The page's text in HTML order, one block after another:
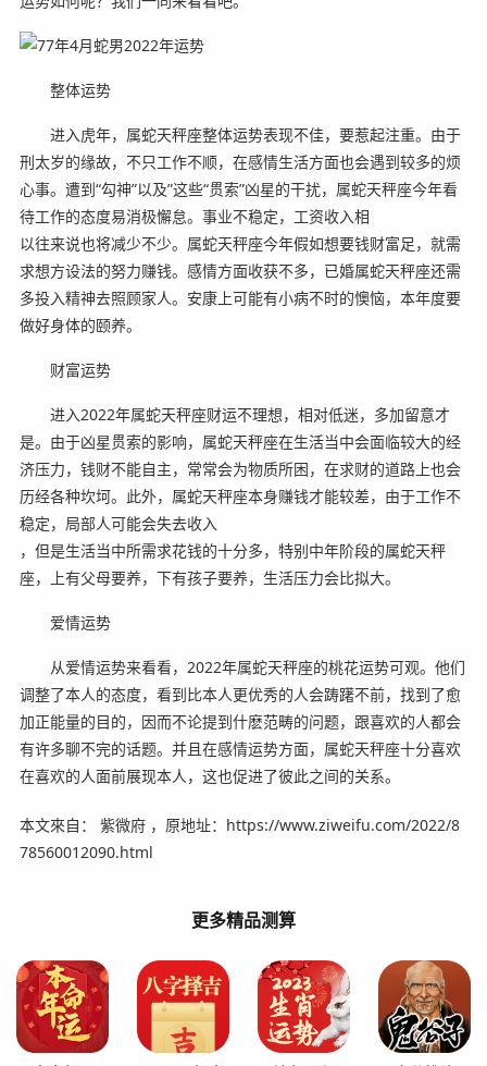
整体运势
进入虎年，属蛇天秤座整体运势表现不佳，要惹起注重。由于
刑太岁的缘故，不只工作不顺，在感情生活方面也会遇到较多的烦
心事。遭到“勾神”以及”这些“贯索”凶星的干扰，属蛇天秤座今年看
待工作的态度易消极懈怠。事业不稳定，工资收入相
以往来说也将减少不少。属蛇天秤座今年假如想要钱财富足，就需
求想方设法的努力赚钱。感情方面收获不多，已婚属蛇天秤座还需
多投入精神去照顾家人。安康上可能有小病不时的懊恼，本年度要
做好身体的颐养。
财富运势
进入2022年属蛇天秤座财运不理想，相对低迷，多加留意才
是。由于凶星贯索的影响，属蛇天秤座在生活当中会面临较大的经
济压力，钱财不能自主，常常会为物质所困，在求财的道路上也会
历经各种坎坷。此外，属蛇天秤座本身赚钱才能较差，由于工作不
稳定，局部人可能会失去收入
，但是生活当中所需求花钱的十分多，特别中年阶段的属蛇天秤
座，上有父母要养，下有孩子要养，生活压力会比拟大。
爱情运势
从爱情运势来看看，2022年属蛇天秤座的桃花运势可观。他们
调整了本人的态度，看到比本人更优秀的人会踌躇不前，找到了愈
加正能量的目的，因而不论提到什麽范畴的问题，跟喜欢的人都会
有许多聊不完的话题。并且在感情运势方面，属蛇天秤座十分喜欢
在喜欢的人面前展现本人，这也促进了彼此之间的关系。
本文來自： 紫微府 ，原地址：https://www.ziweifu.com/2022/8
78560012090.html
更多精品测算